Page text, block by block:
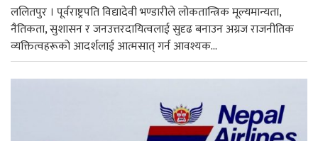
ललितपुर । पूर्वराष्ट्रपति विद्यादेवी भण्डारीले लोकतान्त्रिक मूल्यमान्यता,
नैतिकता, सुशासन र जनउत्तरदायित्वलाई सुदृढ बनाउन अग्रज राजनीतिक
व्यक्तित्वहरूको आदर्शलाई आत्मसात् गर्न आवश्यक...